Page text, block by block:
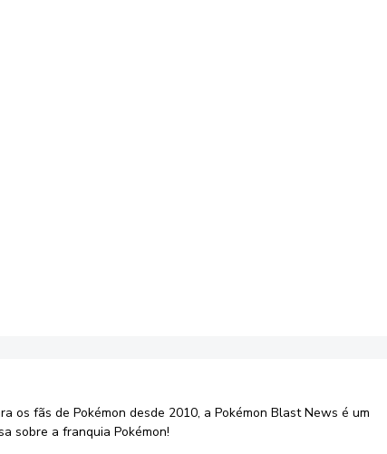
os fãs de Pokémon desde 2010, a Pokémon Blast News é um
sobre a franquia Pokémon!